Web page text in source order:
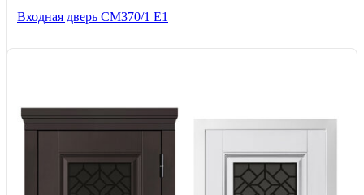
Входная дверь СМ370/1 Е1